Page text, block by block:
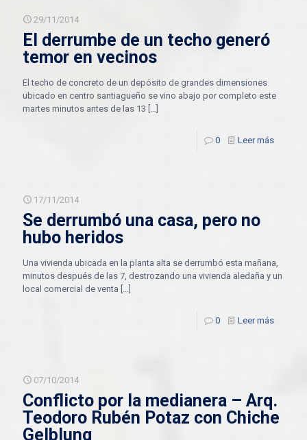
29/11/2014
El derrumbe de un techo generó
temor en vecinos
El techo de concreto de un depósito de grandes dimensiones
ubicado en centro santiagueño se vino abajo por completo este
martes minutos antes de las 13 […]
0 Leer más
17/11/2014
Se derrumbó una casa, pero no
hubo heridos
Una vivienda ubicada en la planta alta se derrumbó esta mañana,
minutos después de las 7, destrozando una vivienda aledaña y un
local comercial de venta […]
0 Leer más
07/10/2014
Conflicto por la medianera – Arq.
Teodoro Rubén Potaz con Chiche
Gelblung